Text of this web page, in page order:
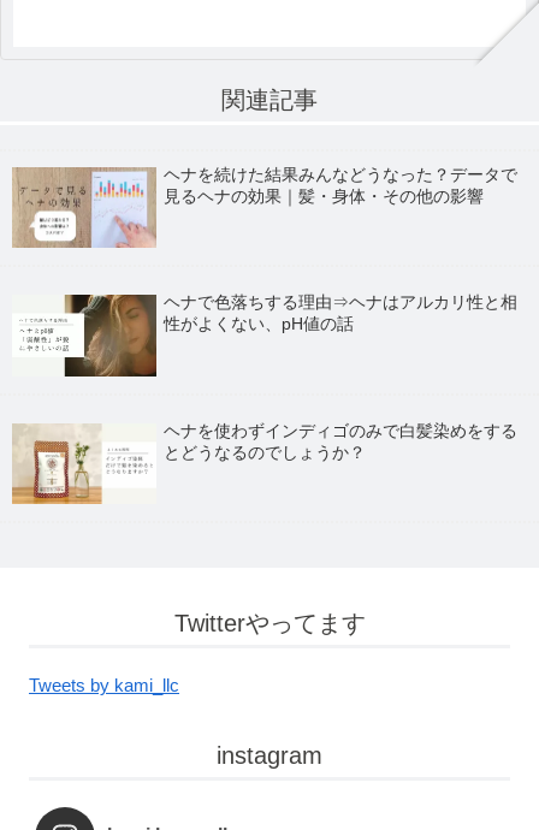
関連記事
ヘナを続けた結果みんなどうなった？データで
見るヘナの効果｜髪・身体・その他の影響
ヘナで色落ちする理由⇒ヘナはアルカリ性と相
性がよくない、pH値の話
ヘナを使わずインディゴのみで白髪染めをする
とどうなるのでしょうか？
Twitterやってます
Tweets by kami_llc
instagram